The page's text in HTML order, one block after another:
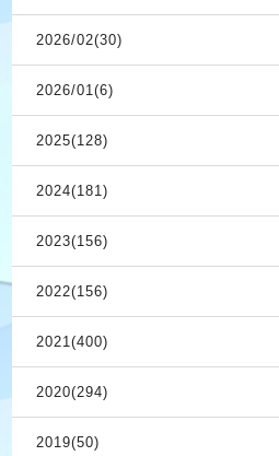
2026/02(30)
2026/01(6)
2025(128)
2024(181)
2023(156)
2022(156)
2021(400)
2020(294)
2019(50)